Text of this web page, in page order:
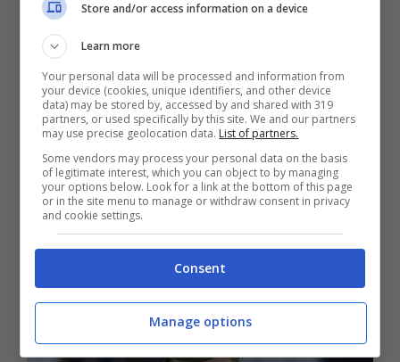
Nuova proprietà sudafricana: accordo
9 Aprile 2025
Store and/or access information on a device
Learn more
Your personal data will be processed and information from
your device (cookies, unique identifiers, and other device
data) may be stored by, accessed by and shared with 319
partners, or used specifically by this site. We and our partners
may use precise geolocation data. List of partners.
Some vendors may process your personal data on the basis
of legitimate interest, which you can object to by managing
your options below. Look for a link at the bottom of this page
or in the site menu to manage or withdraw consent in privacy
and cookie settings.
Consent
Manage options